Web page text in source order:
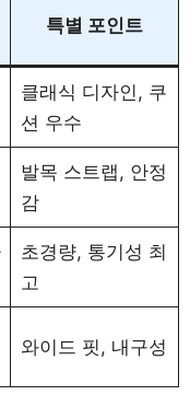
특별 포인트
클래식 디자인, 쿠
션 우수
발목 스트랩, 안정
감
초경량, 통기성 최
고
와이드 핏, 내구성